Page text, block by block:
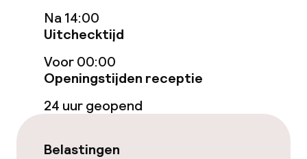
Roomservice
Schoonmaakvoorzieningen
Wasservice
Beleid
Na 14:00
Uitchecktijd
Voor 00:00
Openingstijden receptie
24 uur geopend
Belastingen